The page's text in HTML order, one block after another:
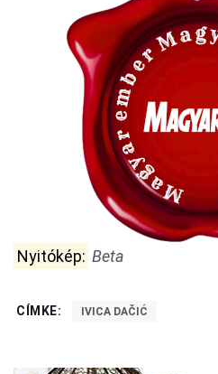
Nyitókép: Beta
CÍMKE: IVICA DAČIĆ